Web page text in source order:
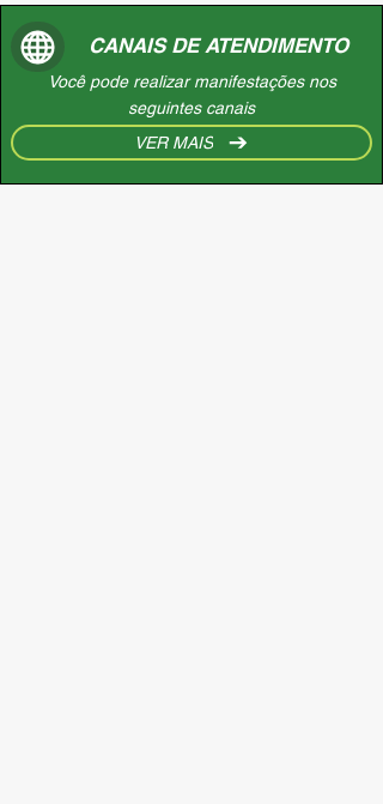
CANAIS DE ATENDIMENTO
Você pode realizar manifestações nos
seguintes canais
VER MAIS